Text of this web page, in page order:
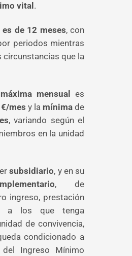
vital .
de 12 meses, con
periodos mientras
circunstancias que la
mensual
es
mes y la mínima de
, variando según el
en la unidad
subsidiario, y en su
, de
ingreso, prestación
a los que tenga
de convivencia,
condicionado a
Ingreso Mínimo